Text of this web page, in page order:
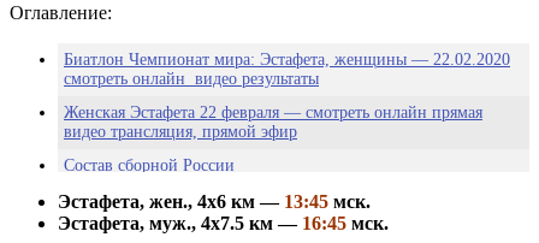
Оглавление:
Биатлон Чемпионат мира: Эстафета, женщины — 22.02.2020
смотреть онлайн видео результаты
Женская Эстафета 22 февраля — смотреть онлайн прямая
видео трансляция, прямой эфир
Состав сборной России
Перед гонкой
Старт-лист женской эстафеты ЧМ-2020 22.02.2020
Эстафета, жен., 4х6 км — 13:45 мск.
Эстафета, муж., 4х7.5 км — 16:45 мск.